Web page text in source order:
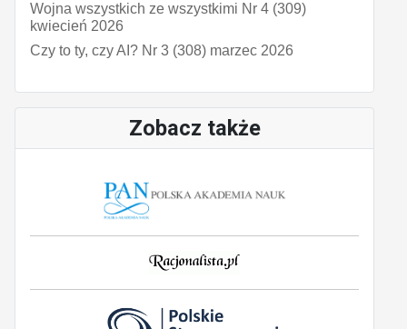
Wojna wszystkich ze wszystkimi Nr 4 (309)
kwiecień 2026
Czy to ty, czy AI? Nr 3 (308) marzec 2026
Zobacz także